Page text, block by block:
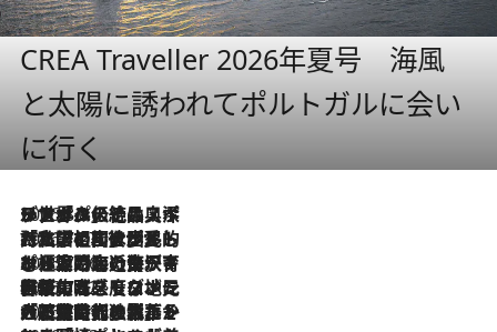
CREA Traveller 2026年夏号 海風
と太陽に誘われてポルトガルに会い
に行く
2026.8.8
リスボンの絶品スイーツ「パステル・デ・ナタ」とは？ポルトガル伝統の奥深い世界へ
2026.7.27
「私の祖国はポルトガル語です」国民的詩人フェルナンド・ペソアと、彼が愛した文学の街を歩く
2026.7.26
ポルトガル近海が育む極上の海の幸。キリリと冷えた白ワインと愉しむ、シーフード専門店の贅沢
2026.7.22
伝統の味をモダンに昇華。高感度な地元客が集う、リスボンの最旬ガストロノミー
2026.7.21
大航海時代の栄華から、震災、独裁、そして革命へ。ポルトガル・首都リスボンの石畳に刻まれた「歴史の光と影」